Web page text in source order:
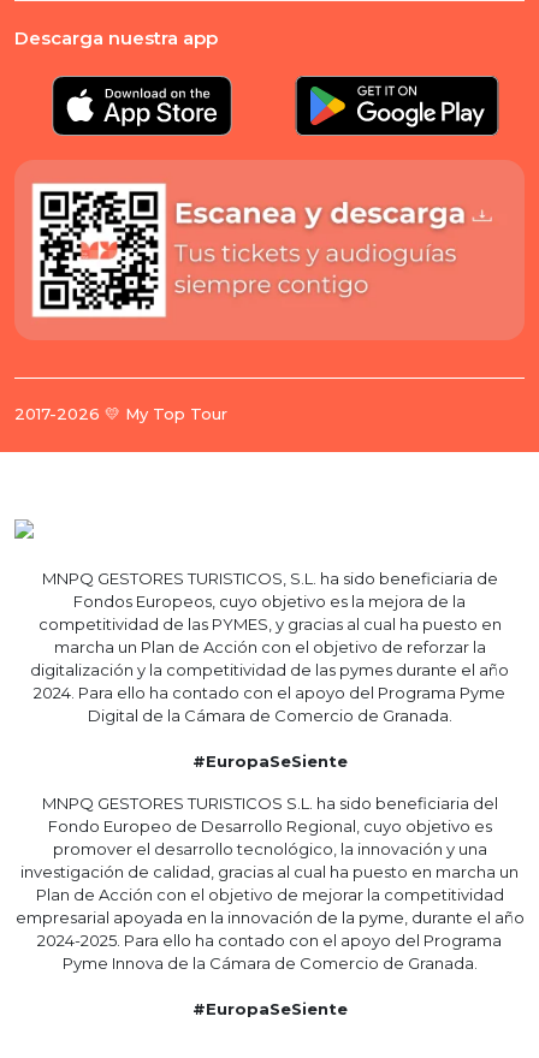
Descarga nuestra app
2017-2026 💛 My Top Tour
MNPQ GESTORES TURISTICOS, S.L. ha sido beneficiaria de
Fondos Europeos, cuyo objetivo es la mejora de la
competitividad de las PYMES, y gracias al cual ha puesto en
marcha un Plan de Acción con el objetivo de reforzar la
digitalización y la competitividad de las pymes durante el año
2024. Para ello ha contado con el apoyo del Programa Pyme
Digital de la Cámara de Comercio de Granada.
#EuropaSeSiente
MNPQ GESTORES TURISTICOS S.L. ha sido beneficiaria del
Fondo Europeo de Desarrollo Regional, cuyo objetivo es
promover el desarrollo tecnológico, la innovación y una
investigación de calidad, gracias al cual ha puesto en marcha un
Plan de Acción con el objetivo de mejorar la competitividad
empresarial apoyada en la innovación de la pyme, durante el año
2024-2025. Para ello ha contado con el apoyo del Programa
Pyme Innova de la Cámara de Comercio de Granada.
#EuropaSeSiente